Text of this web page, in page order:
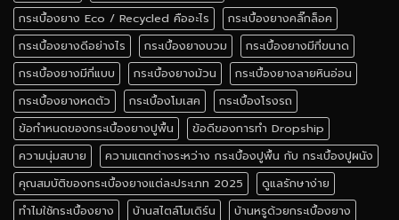
กระเบื้องยาง Eco / Recycled คืออะไร
กระเบื้องยางคลิ๊กล็อค
กระเบื้องยางดีอย่างไร
กระเบื้องยางบวม
กระเบื้องยางมีกี่ขนาด
กระเบื้องยางมีกี่แบบ
กระเบื้องยางม้วน
กระเบื้องยางลายหินอ่อน
กระเบื้องยางหดตัว
กระเบื้องโมเสค
กระเบื้องโรงรถ
ข้อกำหนดของกระเบื้องยางปูพื้น
ข้อดีของการทำ Dropship
ความนุ่มสบาย
ความแตกต่างระหว่าง กระเบื้องปูพื้น กับ กระเบื้องปูผนัง
คุณสมบัติของกระเบื้องยางแต่ละประเภท 2025
ดูแลรักษาง่าย
ทำไมใช้กระเบื้องยาง
บ้านสไตล์โมเดิร์น
บ้านหรูด้วยกระเบื้องยาง